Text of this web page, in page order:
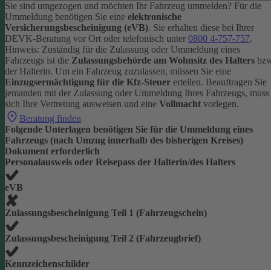
Sie sind umgezogen und möchten Ihr Fahrzeug ummelden? Für die
Ummeldung benötigen Sie eine elektronische
Versicherungsbescheinigung (eVB). Sie erhalten diese bei Ihrer
DEVK-Beratung vor Ort oder telefonisch unter 0800 4-757-757.
Hinweis: Zuständig für die Zulassung oder Ummeldung eines
Fahrzeugs ist die Zulassungsbehörde am Wohnsitz des Halters
der Halterin. Um ein Fahrzeug zuzulassen, müssen Sie eine
Einzugsermächtigung für die Kfz-Steuer erteilen. Beauftragen Sie
jemanden mit der Zulassung oder Ummeldung Ihres Fahrzeugs, muss
sich Ihre Vertretung ausweisen und eine Vollmacht vorlegen.
Beratung finden
Folgende Unterlagen benötigen Sie für die Ummeldung eines
Fahrzeugs (nach Umzug innerhalb des bisherigen Kreises)
Dokument erforderlich
Personalausweis oder Reisepass der Halterin/des Halters
eVB
Zulassungsbescheinigung Teil 1 (Fahrzeugschein)
Zulassungsbescheinigung Teil 2 (Fahrzeugbrief)
Kennzeichenschilder